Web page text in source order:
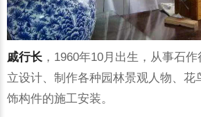
戚行长 ，1960年10月出生，从事石
立设计、制作各种园林景观人物、花
饰构件的施工安装。